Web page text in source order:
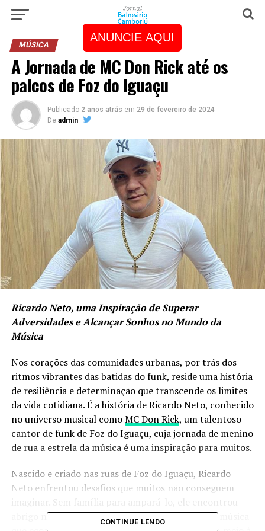
ANUNCIE AQUI
MÚSICA
A Jornada de MC Don Rick até os
palcos de Foz do Iguaçu
Publicado 2 anos atrás em 29 de fevereiro de 2024
De admin
Ricardo Neto, uma Inspiração de Superar
Adversidades e Alcançar Sonhos no Mundo da
Música
Nos corações das comunidades urbanas, por trás dos
ritmos vibrantes das batidas do funk, reside uma história
de resiliência e determinação que transcende os limites
da vida cotidiana. É a história de Ricardo Neto, conhecido
no universo musical comoMC Don Rick, um talentoso
cantor de funk de Foz do Iguaçu, cuja jornada de menino
de rua a estrela da música é uma inspiração para muitos.
Nascido e criado nas ruas de Foz do Iguaçu, Ricardo
Neto enfrentou desafios que muitos não conseguem
abrigo nas ruas, onde sua única companhia era a música
CONTINUE LENDO